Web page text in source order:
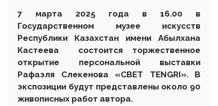
7 марта 2025 года в 16.00 в
Государственном музее искусств
Республики Казахстан имени Абылхана
Кастеева состоится торжественное
открытие персональной выставки
Рафаэля Слекенова «СВЕТ TENGRI».
В
экспозиции будут представлены около 90
живописных работ автора.